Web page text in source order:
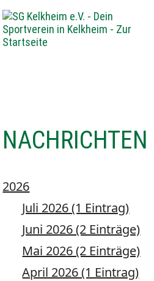
NACHRICHTEN
2026
Juli 2026 (1 Eintrag)
Juni 2026 (2 Einträge)
Mai 2026 (2 Einträge)
April 2026 (1 Eintrag)